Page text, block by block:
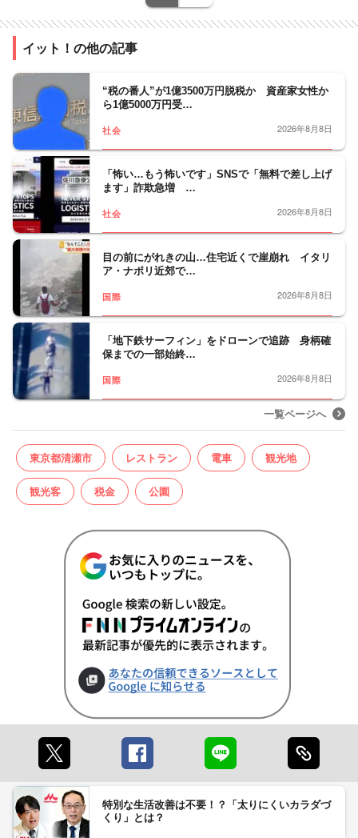
イット！の他の記事
“税の番人”が1億3500万円脱税か 資産家女性か
ら1億5000万円受…
社会 2026年8月8日
「怖い…もう怖いです」SNSで「無料で差し上げ
ます」詐欺急増 …
社会 2026年8月8日
目の前にがれきの山…住宅近くで崖崩れ イタリ
ア・ナポリ近郊で…
国際 2026年8月8日
「地下鉄サーフィン」をドローンで追跡 身柄確
保までの一部始終…
国際 2026年8月8日
一覧ページへ
東京都清瀬市 レストラン 電車 観光地
観光客 税金 公園
特別な生活改善は不要！？「太りにくいカラダづ
くり」とは？